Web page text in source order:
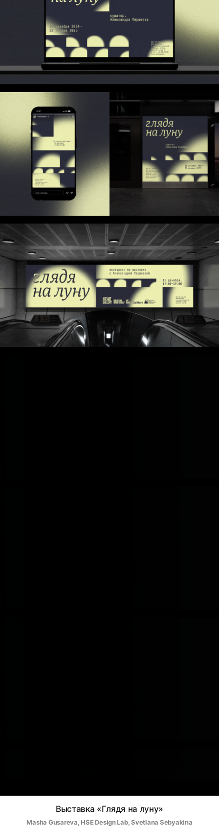
Выставка «Глядя на луну»
Masha Gusareva, HSE Design Lab, Svetlana Sebyakina